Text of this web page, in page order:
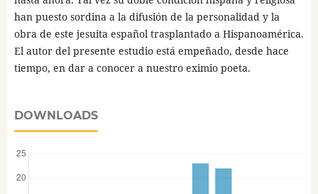
han puesto sordina a la difusión de la personalidad y la
obra de este jesuita español trasplantado a Hispanoamérica.
El autor del presente estudio está empeñado, desde hace
tiempo, en dar a conocer a nuestro eximio poeta.
DOWNLOADS